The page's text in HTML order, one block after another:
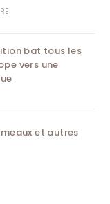
bat tous les
vers une
et autres